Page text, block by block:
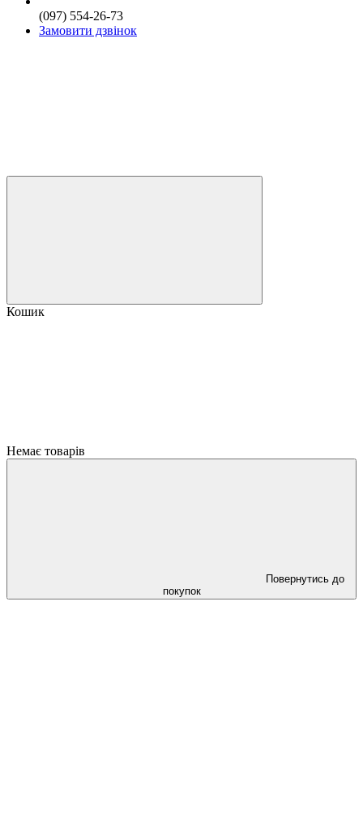
(097) 554-26-73
Замовити дзвінок
Кошик
Немає товарів
Повернутись до
покупок